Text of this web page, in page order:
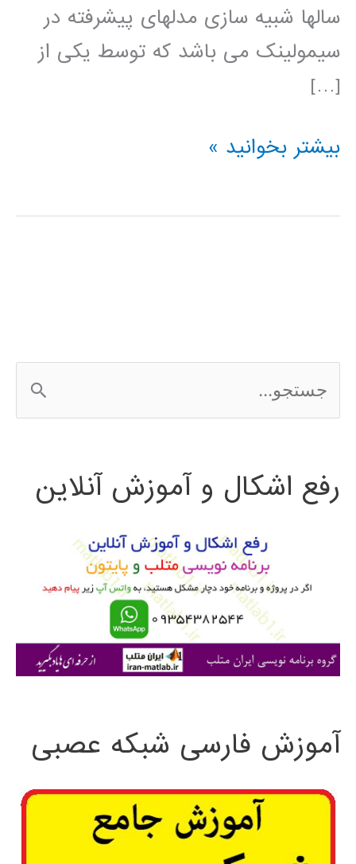
سالها شبیه سازی مدلهای پیشرفته در
سیمولینک می باشد که توسط یکی از
[…]
مباحث
در
بیشتر بخوانید »
س
ج
ی
رفع اشکال و آموزش آنلاین
آموزش فارسی شبکه عصبی